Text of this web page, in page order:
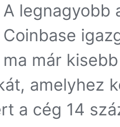
A legnagyobb
Coinbase
ma már
amelyhez
a cég 14